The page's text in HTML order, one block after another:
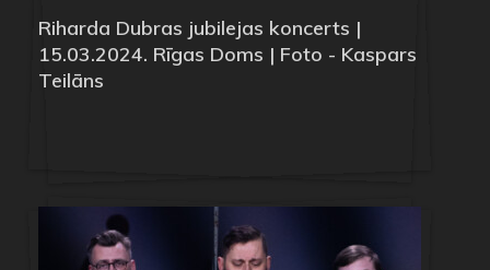
Riharda Dubras jubilejas koncerts |
15.03.2024. Rīgas Doms | Foto - Kaspars
Teilāns